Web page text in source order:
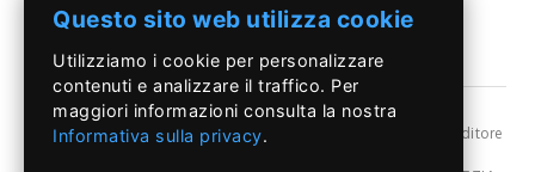
aree a rischio di allagamenti. Interventi tempestivi sono essenziali per
È sempre più urgente un progetto di ristrutturazione delle strade da parte
dell’Amministrazione Comunale, per affrontare le emergenze nel corso di
piogge intense.
Questo inizio di mese di settembre è stato caratterizzato da giornate di
©Il Pontino- Reg, Trib. Roma n.399/86 - Angelo Capriotti Editore
Questo sito web utilizza cookie
Utilizziamo i cookie per personalizzare
contenuti e analizzare il traffico. Per
maggiori informazioni consulta la nostra
Informativa sulla privacy.